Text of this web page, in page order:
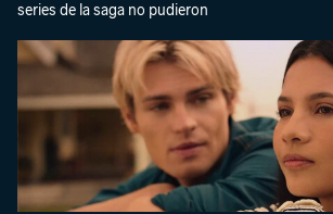
series de la saga no pudieron